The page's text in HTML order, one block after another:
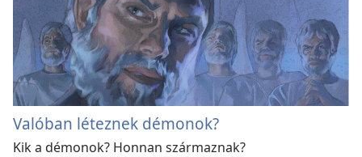
Valóban léteznek démonok?
Kik a démonok? Honnan származnak?